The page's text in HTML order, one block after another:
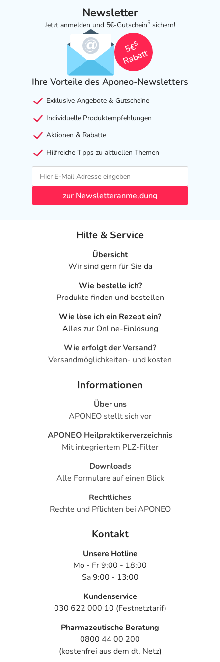
HERMES Arzneimittel GmbH
Georg-Kalb-Str. 5-8
82049 Pullach im Isartal
Informationen zu diesem Lebensmittel (wie z. B. Zutaten,
Allergene) sind bei den Lebensmittelangaben als pdf
hinterlegt. (oben)
Newsletter
Jetzt anmelden und 5€-Gutschein5 sichern!
5€
5
Rabatt
Ihre Vorteile des Aponeo-Newsletters
Exklusive Angebote & Gutscheine
Individuelle Produktempfehlungen
Aktionen & Rabatte
Hilfreiche Tipps zu aktuellen Themen
zur Newsletteranmeldung
Hilfe & Service
Übersicht
Wir sind gern für Sie da
Wie bestelle ich?
Produkte finden und bestellen
Wie löse ich ein Rezept ein?
Alles zur Online-Einlösung
Wie erfolgt der Versand?
Versandmöglichkeiten- und kosten
Informationen
Über uns
APONEO stellt sich vor
APONEO Heilpraktikerverzeichnis
Mit integriertem PLZ-Filter
Downloads
Alle Formulare auf einen Blick
Rechtliches
Rechte und Pflichten bei APONEO
Kontakt
Unsere Hotline
Mo - Fr 9:00 - 18:00
Sa 9:00 - 13:00
Kundenservice
030 622 000 10 (Festnetztarif)
Pharmazeutische Beratung
0800 44 00 200
(kostenfrei aus dem dt. Netz)